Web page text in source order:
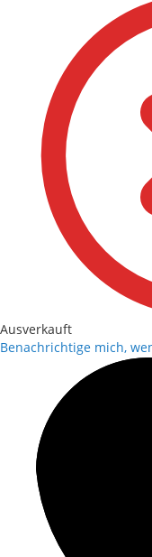
Ausverkauft
Benachrichtige mich,